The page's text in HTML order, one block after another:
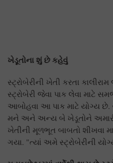
ખેડૂતોના શું છે કહેવું
સ્ટ્રોબેરીની ખેતી કરતા
સ્ટ્રોબેરી જેવા પાક લેવા માટે
આબોહવા આ પાક માટે યોગ્ય
મને અને અન્ય બે ખેડૂતોને અમારી
ખેતીની મૂળભૂત બાબતો શીખવા
ગયા. "ત્યાં અમે સ્ટ્રોબેરીની